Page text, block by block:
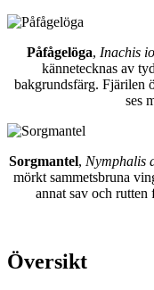
Påfågelöga, Inachis io
kännetecknas av
bakgrundsfärg. Fjärilen
ses
Sorgmantel, Nymphalis
mörkt sammetsbruna
annat sav och
Översikt